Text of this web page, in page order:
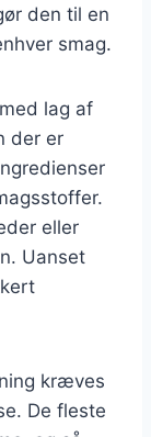
den til en
smag.
lag af
der er
eller
Uanset
kræves
De fleste